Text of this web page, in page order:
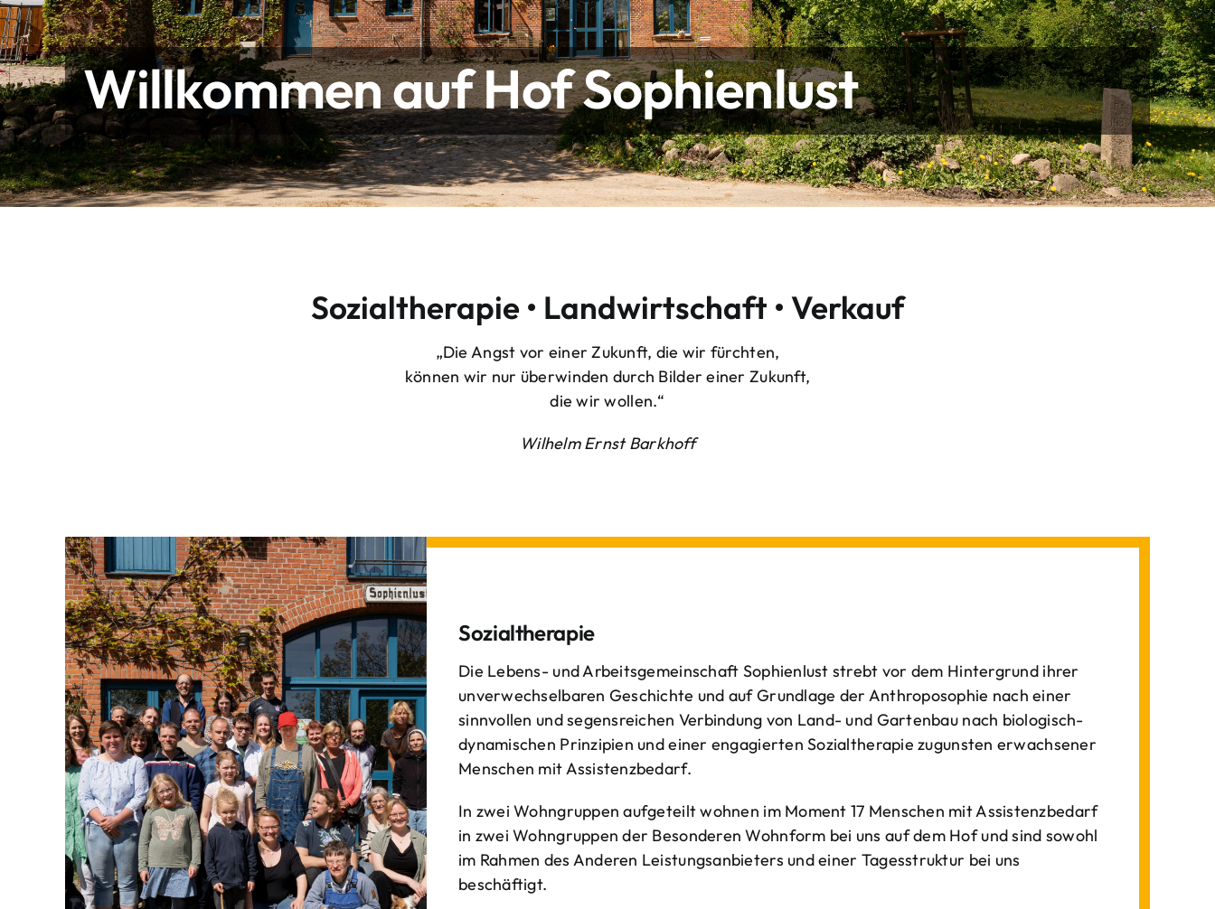
Willkommen auf Hof Sophienlust
Sozialtherapie • Landwirtschaft • Verkauf
„Die Angst vor einer Zukunft, die wir fürchten,
können wir nur überwinden durch Bilder einer Zukunft,
die wir wollen.“
Wilhelm Ernst Barkhoff
Sozialtherapie
Die Lebens- und Arbeitsgemeinschaft Sophienlust strebt vor dem Hintergrund ihrer
unverwechselbaren Geschichte und auf Grundlage der Anthroposophie nach einer
sinnvollen und segensreichen Verbindung von Land- und Gartenbau nach biologisch-
dynamischen Prinzipien und einer engagierten Sozialtherapie zugunsten erwachsener
Menschen mit Assistenzbedarf.
In zwei Wohngruppen aufgeteilt wohnen im Moment 17 Menschen mit Assistenzbedarf
in zwei Wohngruppen der Besonderen Wohnform bei uns auf dem Hof und sind sowohl
im Rahmen des Anderen Leistungsanbieters und einer Tagesstruktur bei uns
beschäftigt.